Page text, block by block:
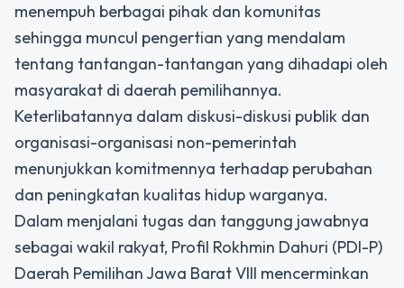
menempuh berbagai pihak dan komunitas
sehingga muncul pengertian yang mendalam
tentang tantangan-tantangan yang dihadapi oleh
masyarakat di daerah pemilihannya.
Keterlibatannya dalam diskusi-diskusi publik dan
organisasi-organisasi non-pemerintah
menunjukkan komitmennya terhadap perubahan
dan peningkatan kualitas hidup warganya.
Dalam menjalani tugas dan tanggung jawabnya
sebagai wakil rakyat, Profil Rokhmin Dahuri (PDI-P)
Daerah Pemilihan Jawa Barat VIII mencerminkan